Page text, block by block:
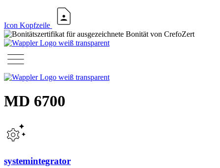
Icon Kopfzeile
MD 6700
systemintegrator